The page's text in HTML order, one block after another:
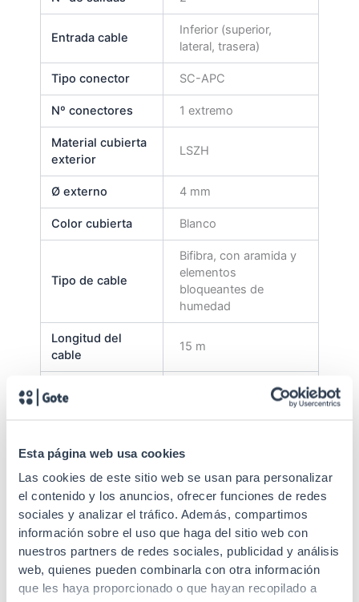
Esta página web usa cookies
Las cookies de este sitio web se usan para personalizar
el contenido y los anuncios, ofrecer funciones de redes
sociales y analizar el tráfico. Además, compartimos
información sobre el uso que haga del sitio web con
nuestros partners de redes sociales, publicidad y análisis
web, quienes pueden combinarla con otra información
que les haya proporcionado o que hayan recopilado a
Entrada cable
Inferior (superior,
lateral, trasera)
Tipo conector SC-APC
Nº conectores 1 extremo
Material cubierta
exterior
LSZH
Ø externo 4 mm
Color cubierta Blanco
Tipo de cable
Bifibra, con aramida y
elementos
bloqueantes de
humedad
Longitud del
cable
15 m
inserción
≤ 0, Típico ≤ 0
Resistencia a la
tracción
Largo plazo 250 N –
Corto plazo 450 N
Medidas roseta 125x50x25 mm
Caja superficie FO